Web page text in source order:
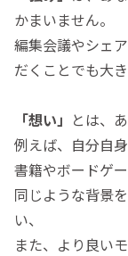
かまいません。
編集会議やシェ
だくことでも大
「想い」 とは、
例えば、自分自
書籍やボードゲ
同じような背景
い、
また、より良い